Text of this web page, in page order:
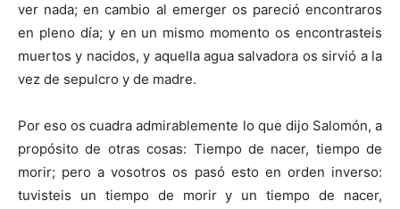
ver nada; en cambio al emerger os pareció encontraros
en pleno día; y en un mismo momento os encontrasteis
muertos y nacidos, y aquella agua salvadora os sirvió a la
vez de sepulcro y de madre.
Por eso os cuadra admirablemente lo que dijo Salomón, a
propósito de otras cosas: Tiempo de nacer, tiempo de
morir; pero a vosotros os pasó esto en orden inverso:
tuvisteis un tiempo de morir y un tiempo de nacer,